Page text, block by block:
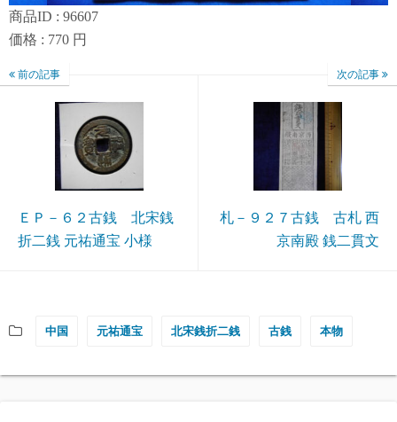
商品ID : 96607
価格 : 770 円
前の記事
ＥＰ－６２古銭 北宋銭
折二銭 元祐通宝 小様
次の記事
札－９２７古銭 古札 西
京南殿 銭二貫文
中国 元祐通宝 北宋銭折二銭 古銭 本物